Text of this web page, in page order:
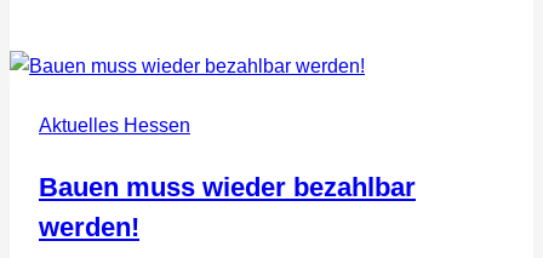
Bundestagswahlkandidat
FREIE
im
Aktuelles Hessen
Bauen muss wieder bezahlbar
werden!